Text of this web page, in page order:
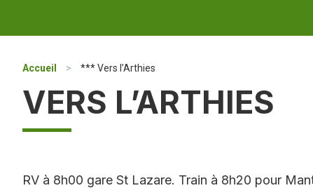
Accueil > *** Vers l’Arthies
VERS L’ARTHIES
RV à 8h00 gare St Lazare. Train à 8h20 pour